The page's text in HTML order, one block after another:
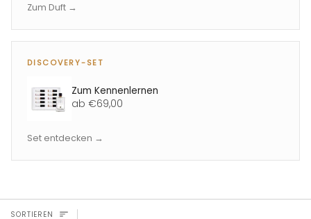
Zum Duft →
DISCOVERY-SET
Zum Kennenlernen
ab €69,00
Set entdecken →
SORTIEREN